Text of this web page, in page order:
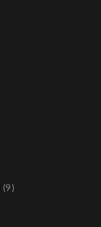
(9)